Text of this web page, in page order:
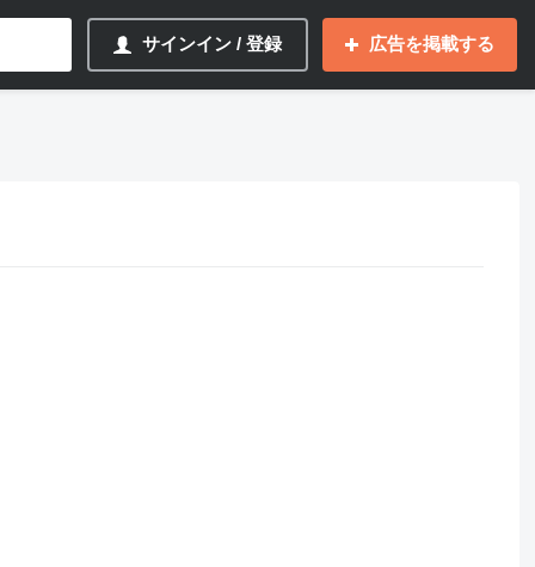
サインイン / 登録 広告を掲載する